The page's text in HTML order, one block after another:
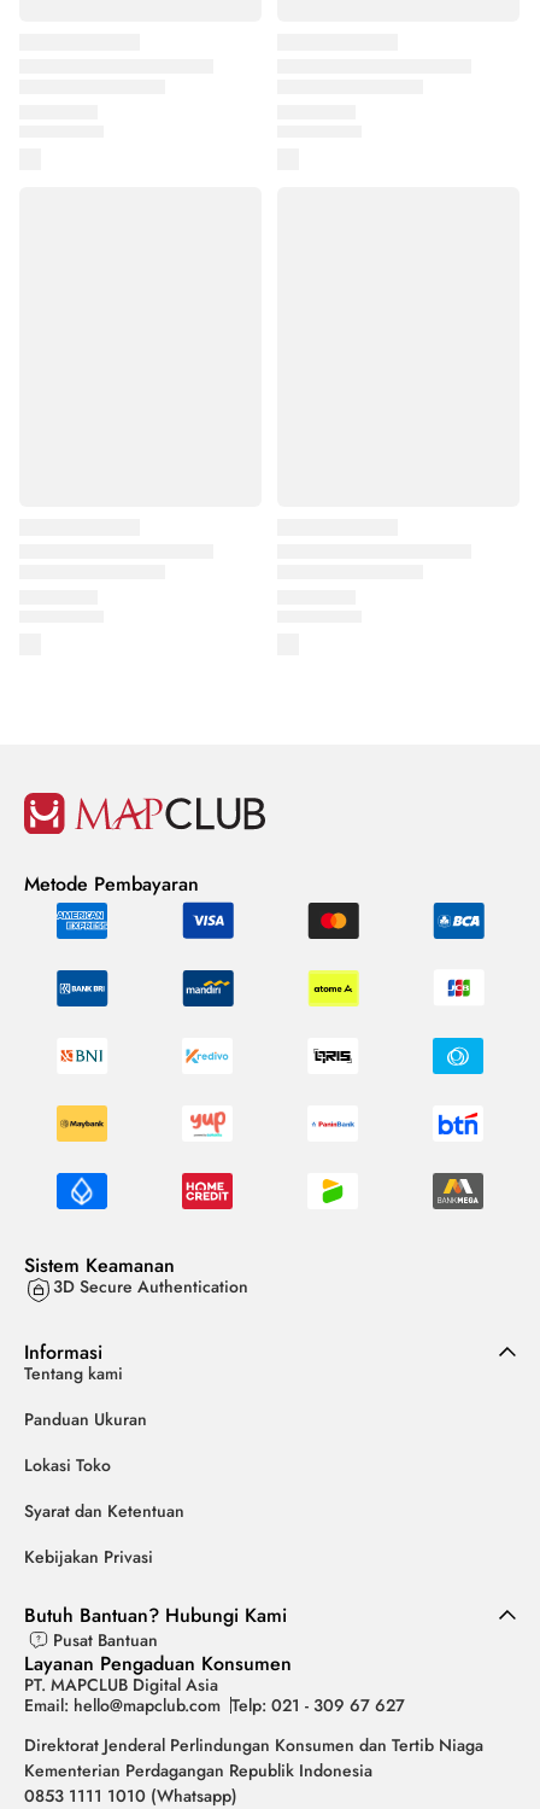
Metode Pembayaran
Sistem Keamanan
3D Secure Authentication
Informasi
Tentang kami
Panduan Ukuran
Lokasi Toko
Syarat dan Ketentuan
Kebijakan Privasi
Butuh Bantuan? Hubungi Kami
Pusat Bantuan
Layanan Pengaduan Konsumen
PT. MAPCLUB Digital Asia
Email: hello@mapclub.com Telp: 021 - 309 67 627
Direktorat Jenderal Perlindungan Konsumen dan Tertib Niaga
Kementerian Perdagangan Republik Indonesia
0853 1111 1010 (Whatsapp)